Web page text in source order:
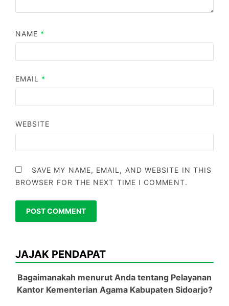
NAME *
EMAIL *
WEBSITE
SAVE MY NAME, EMAIL, AND WEBSITE IN THIS
BROWSER FOR THE NEXT TIME I COMMENT.
JAJAK PENDAPAT
Bagaimanakah menurut Anda tentang Pelayanan
Kantor Kementerian Agama Kabupaten Sidoarjo?